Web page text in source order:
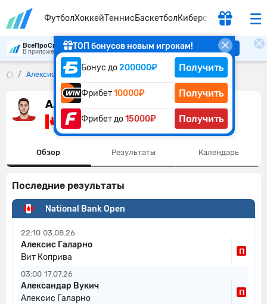
ФутболХоккейТеннисБаскетболКиберспорт
ТОП бонусов новым игрокам!
Бонус до200000₽ Получить
Фрибет10000₽ Получить
Фрибет до15000₽ Получить
ВсеПроСпорт
В приложении удобнее Скачать
Алексис Галарна
Алексис Галарна
Канада
Обзор Результаты Календарь
Последние результаты
National Bank Open
22:10 03.08.26
Алексис Галарно
Вит Коприва
П
03:00 17.07.26
Александар Вукич
Алексис Галарно
П